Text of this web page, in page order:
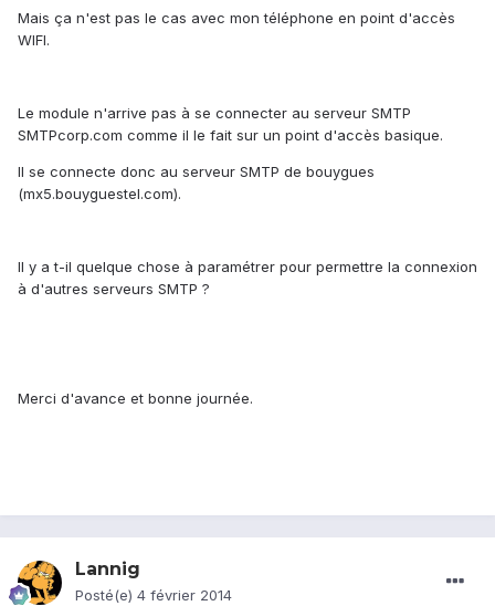
Mais ça n'est pas le cas avec mon téléphone en point d'accès
WIFI.
Le module n'arrive pas à se connecter au serveur SMTP
SMTPcorp.com comme il le fait sur un point d'accès basique.
Il se connecte donc au serveur SMTP de bouygues
(mx5.bouyguestel.com).
Il y a t-il quelque chose à paramétrer pour permettre la connexion
à d'autres serveurs SMTP ?
Merci d'avance et bonne journée.
Lannig
Posté(e) 4 février 2014